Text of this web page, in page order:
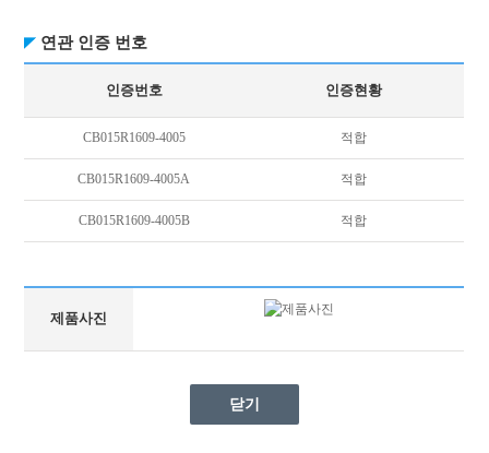
연관 인증 번호
인증번호 인증현황
CB015R1609-4005 적합
CB015R1609-4005A 적합
CB015R1609-4005B 적합
제품사진
닫기